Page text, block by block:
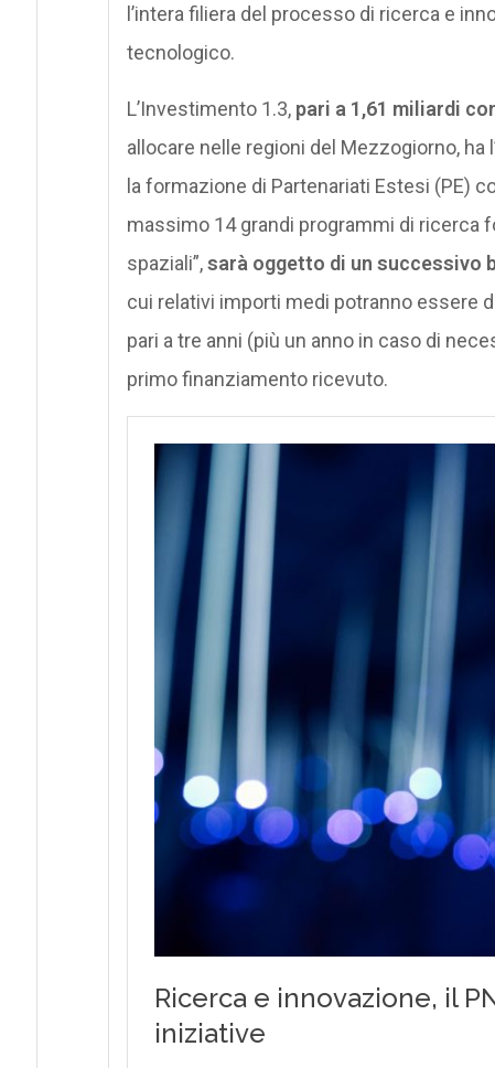
l’intera filiera del processo di ricerca e
tecnologico.
L’Investimento 1.3, pari a 1,61 miliardi
allocare nelle regioni del Mezzogiorno,
la formazione di Partenariati Estesi (PE)
massimo 14 grandi programmi di ricerca
spaziali”,sarà oggetto di un successivo
cui relativi importi medi potranno essere
pari a tre anni (più un anno in caso di
primo finanziamento ricevuto.